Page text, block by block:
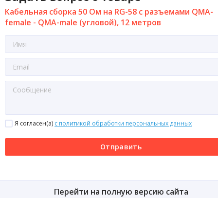
Кабельная сборка 50 Ом на RG-58 с разъемами QMA-
female - QMA-male (угловой), 12 метров
Я согласен(a) с политикой обработки персональных данных
Отправить
Перейти на полную версию сайта